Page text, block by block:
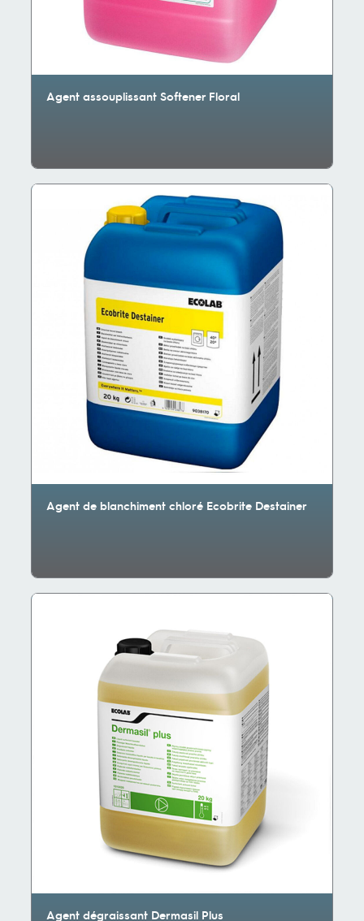
Agent assouplissant Softener Floral
Agent de blanchiment chloré Ecobrite Destainer
Agent dégraissant Dermasil Plus